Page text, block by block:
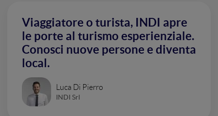
Viaggiatore o turista, INDI apre
le porte al turismo esperienziale.
Conosci nuove persone e diventa
local.
Luca Di Pierro
INDI Srl